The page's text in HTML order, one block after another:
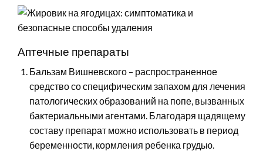
Аптечные препараты
Бальзам Вишневского – распространенное
средство со специфическим запахом для лечения
патологических образований на попе, вызванных
бактериальными агентами. Благодаря щадящему
составу препарат можно использовать в период
беременности, кормления ребенка грудью.